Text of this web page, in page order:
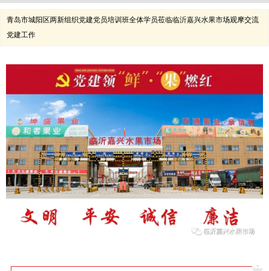
青岛市城阳区两新组织党建党员培训班全体学员莅临临沂嘉兴水果市场观摩交流
党建工作